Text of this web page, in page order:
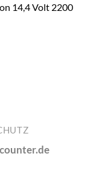
14,4 Volt 2200